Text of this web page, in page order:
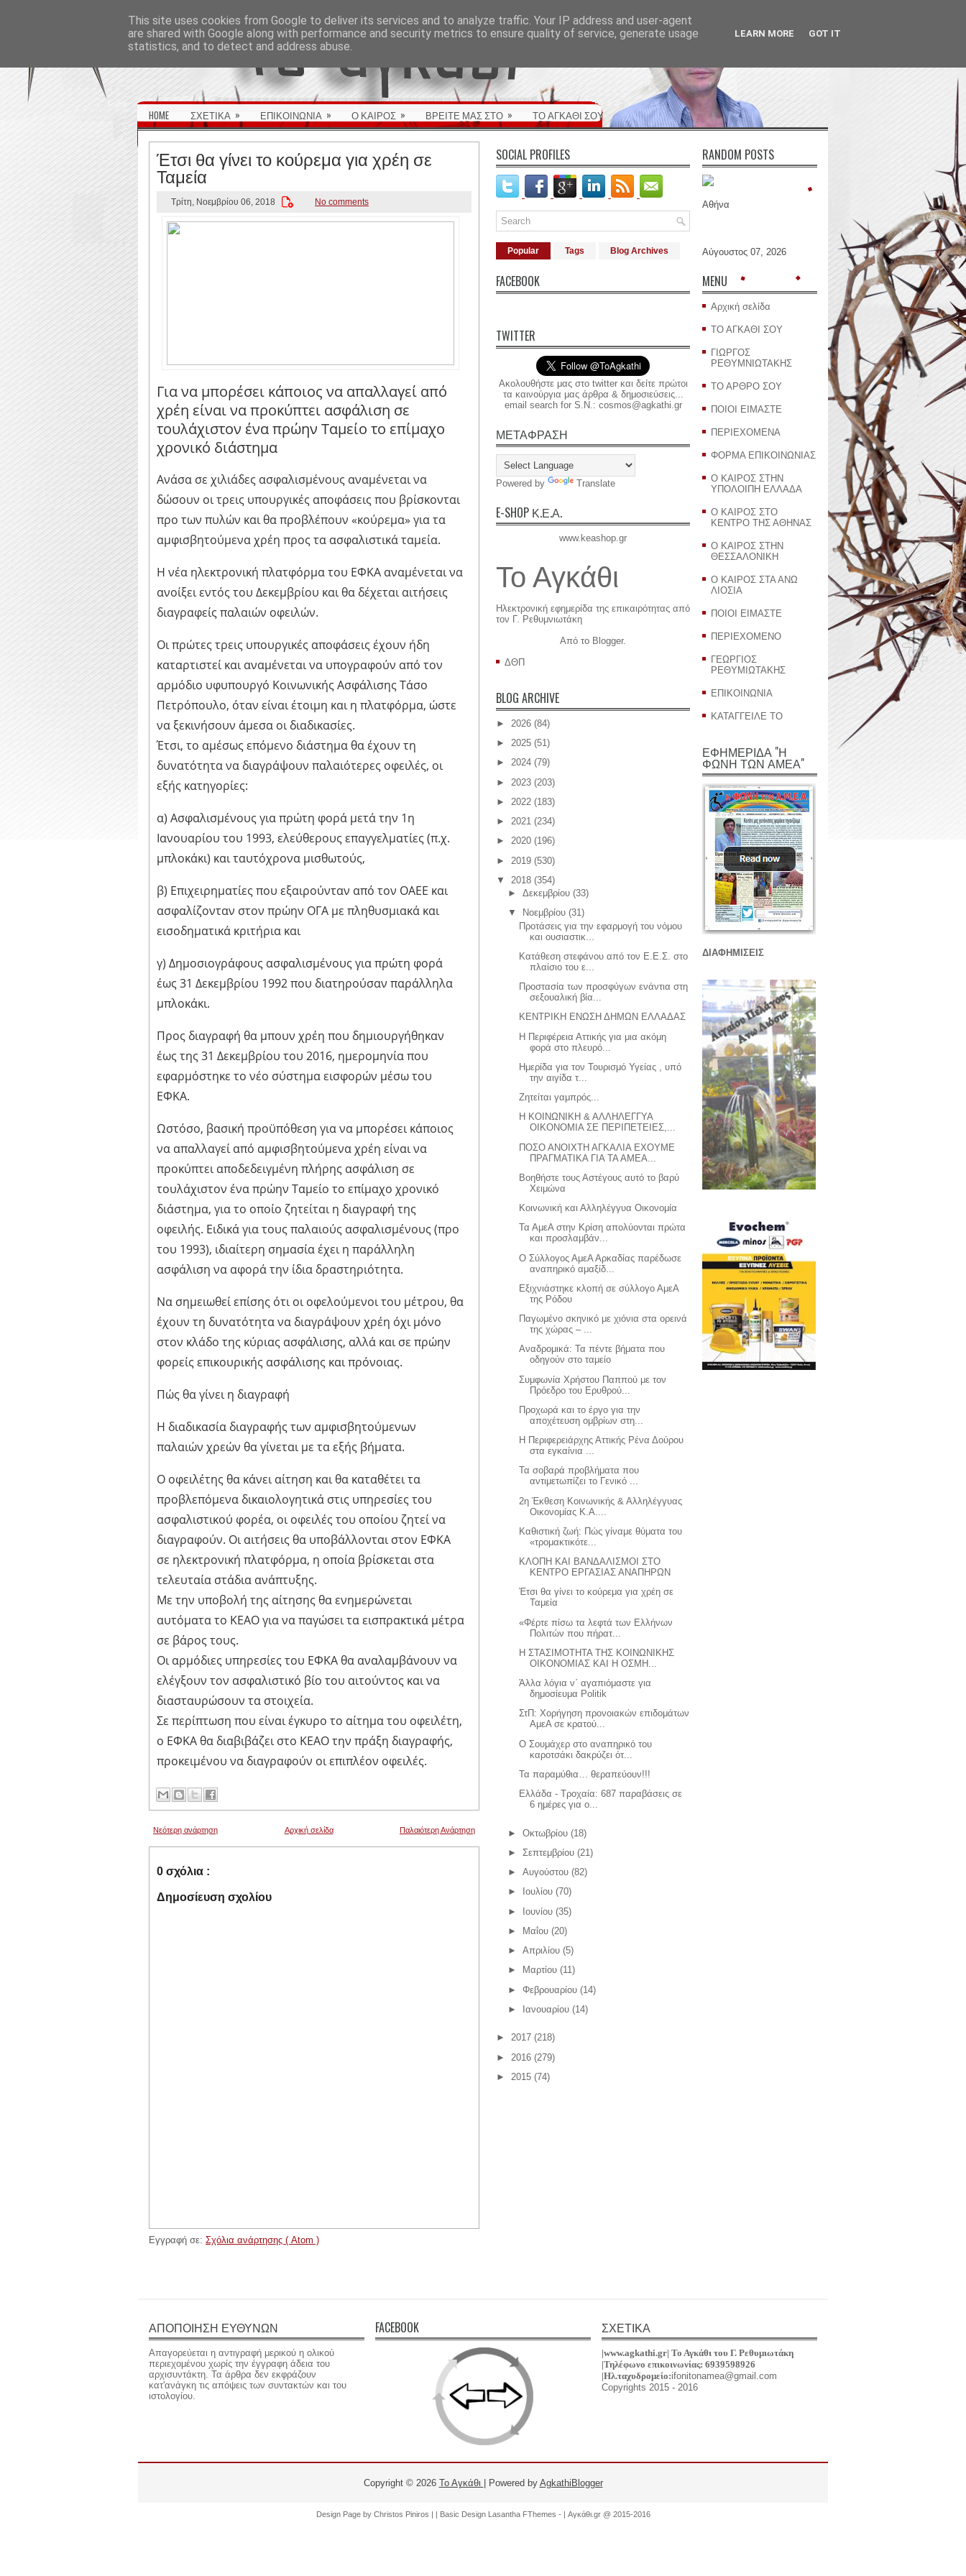
HOME ΣΧΕΤΙΚΑ » ΕΠΙΚΟΙΝΩΝΙΑ » Ο ΚΑΙΡΟΣ » ΒΡΕΙΤΕ ΜΑΣ ΣΤΟ » ΤΟ ΑΓΚΑΘΙ ΣΟΥ
Έτσι θα γίνει το κούρεμα για χρέη σε
Ταμεία
Τρίτη, Νοεμβρίου 06, 2018 No comments
Για να μπορέσει κάποιος να απαλλαγεί από
χρέη είναι να προκύπτει ασφάλιση σε
τουλάχιστον ένα πρώην Ταμείο το επίμαχο
χρονικό διάστημα
Ανάσα σε χιλιάδες ασφαλισμένους αναμένεται να
δώσουν οι τρεις υπουργικές αποφάσεις που βρίσκονται
προ των πυλών και θα προβλέπουν «κούρεμα» για τα
αμφισβητούμενα χρέη προς τα ασφαλιστικά ταμεία.
Η νέα ηλεκτρονική πλατφόρμα του ΕΦΚΑ αναμένεται να
ανοίξει εντός του Δεκεμβρίου και θα δέχεται αιτήσεις
διαγραφείς παλαιών οφειλών.
Οι πρώτες τρεις υπουργικές αποφάσεις έχουν ήδη
καταρτιστεί και αναμένεται να υπογραφούν από τον
αρμόδιο υφυπουργό Κοινωνικής Ασφάλισης Τάσο
Πετρόπουλο, όταν είναι έτοιμη και η πλατφόρμα, ώστε
να ξεκινήσουν άμεσα οι διαδικασίες.
Έτσι, το αμέσως επόμενο διάστημα θα έχουν τη
δυνατότητα να διαγράψουν παλαιότερες οφειλές, οι
εξής κατηγορίες:
α) Ασφαλισμένους για πρώτη φορά μετά την 1η
Ιανουαρίου του 1993, ελεύθερους επαγγελματίες (π.χ.
μπλοκάκι) και ταυτόχρονα μισθωτούς,
β) Επιχειρηματίες που εξαιρούνταν από τον ΟΑΕΕ και
ασφαλίζονταν στον πρώην ΟΓΑ με πληθυσμιακά και
εισοδηματικά κριτήρια και
γ) Δημοσιογράφους ασφαλισμένους για πρώτη φορά
έως 31 Δεκεμβρίου 1992 που διατηρούσαν παράλληλα
μπλοκάκι.
Προς διαγραφή θα μπουν χρέη που δημιουργήθηκαν
έως της 31 Δεκεμβρίου του 2016, ημερομηνία που
εφαρμόστηκε το νέο σύστημα εισφορών μέσω του
ΕΦΚΑ.
Ωστόσο, βασική προϋπόθεση για να μπορέσει κάποιος
να απαλλαγεί από αμφισβητούμενα χρέη είναι να
προκύπτει αποδεδειγμένη πλήρης ασφάλιση σε
τουλάχιστον ένα πρώην Ταμείο το επίμαχο χρονικό
διάστημα, για το οποίο ζητείται η διαγραφή της
οφειλής. Ειδικά για τους παλαιούς ασφαλισμένους (προ
του 1993), ιδιαίτερη σημασία έχει η παράλληλη
ασφάλιση να αφορά την ίδια δραστηριότητα.
Να σημειωθεί επίσης ότι οι οφελούμενοι του μέτρου, θα
έχουν τη δυνατότητα να διαγράψουν χρέη όχι μόνο
στον κλάδο της κύριας ασφάλισης, αλλά και σε πρώην
φορείς επικουρικής ασφάλισης και πρόνοιας.
Πώς θα γίνει η διαγραφή
Η διαδικασία διαγραφής των αμφισβητούμενων
παλαιών χρεών θα γίνεται με τα εξής βήματα.
Ο οφειλέτης θα κάνει αίτηση και θα καταθέτει τα
προβλεπόμενα δικαιολογητικά στις υπηρεσίες του
ασφαλιστικού φορέα, οι οφειλές του οποίου ζητεί να
διαγραφούν. Οι αιτήσεις θα υποβάλλονται στον ΕΦΚΑ
σε ηλεκτρονική πλατφόρμα, η οποία βρίσκεται στα
τελευταία στάδια ανάπτυξης.
Με την υποβολή της αίτησης θα ενημερώνεται
αυτόματα το ΚΕΑΟ για να παγώσει τα εισπρακτικά μέτρα
σε βάρος τους.
Οι αρμόδιες υπηρεσίες του ΕΦΚΑ θα αναλαμβάνουν να
ελέγξουν τον ασφαλιστικό βίο του αιτούντος και να
διασταυρώσουν τα στοιχεία.
Σε περίπτωση που είναι έγκυρο το αίτημα του οφειλέτη,
ο ΕΦΚΑ θα διαβιβάζει στο ΚΕΑΟ την πράξη διαγραφής,
προκειμένου να διαγραφούν οι επιπλέον οφειλές.
Νεότερη ανάρτηση Παλαιότερη Ανάρτηση
Αρχική σελίδα
0 σχόλια :
Δημοσίευση σχολίου
Εγγραφή σε: Σχόλια ανάρτησης ( Atom )
SOCIAL PROFILES
Popular Tags Blog Archives
FACEBOOK
TWITTER
Ακολουθήστε μας στο twitter και δείτε πρώτοι
τα καινούργια μας άρθρα & δημοσιεύσεις...
email search for S.N.: cosmos@agkathi.gr
ΜΕΤΑΦΡΑΣΗ
Powered by Translate
E-SHOP Κ.Ε.Α.
www.keashop.gr
Το Αγκάθι
Ηλεκτρονική εφημερίδα της επικαιρότητας από
τον Γ. Ρεθυμνιωτάκη
Από το Blogger.
ΔΘΠ
BLOG ARCHIVE
► 2026 (84)
► 2025 (51)
► 2024 (79)
► 2023 (203)
► 2022 (183)
► 2021 (234)
► 2020 (196)
► 2019 (530)
▼
2018 (354)
► Δεκεμβρίου (33)
▼
Νοεμβρίου (31)
Προτάσεις για την εφαρμογή του νόμου
και ουσιαστικ...
Κατάθεση στεφάνου από τον Ε.Ε.Σ. στο
πλαίσιο του ε...
Προστασία των προσφύγων ενάντια στη
σεξουαλική βία...
ΚΕΝΤΡΙΚΗ ΕΝΩΣΗ ΔΗΜΩΝ ΕΛΛΑΔΑΣ
Η Περιφέρεια Αττικής για μια ακόμη
φορά στο πλευρό...
Ημερίδα για τον Τουρισμό Υγείας , υπό
την αιγίδα τ...
Ζητείται γαμπρός...
Η ΚΟΙΝΩΝΙΚΗ & ΑΛΛΗΛΕΓΓΥΑ
ΟΙΚΟΝΟΜΙΑ ΣΕ ΠΕΡΙΠΕΤΕΙΕΣ,...
ΠΟΣΟ ΑΝΟΙΧΤΗ ΑΓΚΑΛΙΑ ΕΧΟΥΜΕ
ΠΡΑΓΜΑΤΙΚΑ ΓΙΑ ΤΑ ΑΜΕΑ...
Βοηθήστε τους Αστέγους αυτό το βαρύ
Χειμώνα
Κοινωνική και Αλληλέγγυα Οικονομία
Τα ΑμεΑ στην Κρίση απολύονται πρώτα
και προσλαμβάν...
Ο Σύλλογος ΑμεΑ Αρκαδίας παρέδωσε
αναπηρικό αμαξίδ...
Εξιχνιάστηκε κλοπή σε σύλλογο ΑμεΑ
της Ρόδου
Παγωμένο σκηνικό με χιόνια στα ορεινά
της χώρας – ...
Αναδρομικά: Τα πέντε βήματα που
οδηγούν στο ταμείο
Συμφωνία Χρήστου Παππού με τον
Πρόεδρο του Ερυθρού...
Προχωρά και το έργο για την
αποχέτευση ομβρίων στη...
Η Περιφερειάρχης Αττικής Ρένα Δούρου
στα εγκαίνια ...
Τα σοβαρά προβλήματα που
αντιμετωπίζει το Γενικό ...
2η Έκθεση Κοινωνικής & Αλληλέγγυας
Οικονομίας Κ.Α....
Καθιστική ζωή: Πώς γίναμε θύματα του
«τρομακτικότε...
ΚΛΟΠΗ ΚΑΙ ΒΑΝΔΑΛΙΣΜΟΙ ΣΤΟ
ΚΕΝΤΡΟ ΕΡΓΑΣΙΑΣ ΑΝΑΠΗΡΩΝ
Έτσι θα γίνει το κούρεμα για χρέη σε
Ταμεία
«Φέρτε πίσω τα λεφτά των Ελλήνων
Πολιτών που πήρατ...
Η ΣΤΑΣΙΜΟΤΗΤΑ ΤΗΣ ΚΟΙΝΩΝΙΚΗΣ
ΟΙΚΟΝΟΜΙΑΣ ΚΑΙ Η ΟΣΜΗ...
Άλλα λόγια ν΄ αγαπιόμαστε για
δημοσίευμα Politik
ΣτΠ: Χορήγηση προνοιακών επιδομάτων
ΑμεΑ σε κρατού...
Ο Σουμάχερ στο αναπηρικό του
καροτσάκι δακρύζει ότ...
Τα παραμύθια… θεραπεύουν!!!
Ελλάδα - Τροχαία: 687 παραβάσεις σε
6 ημέρες για ο...
► Οκτωβρίου (18)
► Σεπτεμβρίου (21)
► Αυγούστου (82)
►
Ιουλίου (70)
► Ιουνίου (35)
►
Μαΐου (20)
► Απριλίου (5)
►
Μαρτίου (11)
► Φεβρουαρίου (14)
►
Ιανουαρίου (14)
► 2017 (218)
► 2016 (279)
► 2015 (74)
RANDOM POSTS
Αθήνα
Αύγουστος 07, 2026
MENU
Αρχική σελίδα
ΤΟ ΑΓΚΑΘΙ ΣΟΥ
ΓΙΩΡΓΟΣ
ΡΕΘΥΜΝΙΩΤΑΚΗΣ
ΤΟ ΑΡΘΡΟ ΣΟΥ
ΠΟΙΟΙ ΕΙΜΑΣΤΕ
ΠΕΡΙΕΧΟΜΕΝΑ
ΦΟΡΜΑ ΕΠΙΚΟΙΝΩΝΙΑΣ
Ο ΚΑΙΡΟΣ ΣΤΗΝ
ΥΠΟΛΟΙΠΗ ΕΛΛΑΔΑ
Ο ΚΑΙΡΟΣ ΣΤΟ
ΚΕΝΤΡΟ ΤΗΣ ΑΘΗΝΑΣ
Ο ΚΑΙΡΟΣ ΣΤΗΝ
ΘΕΣΣΑΛΟΝΙΚΗ
Ο ΚΑΙΡΟΣ ΣΤΑ ΑΝΩ
ΛΙΟΣΙΑ
ΠΟΙΟΙ ΕΙΜΑΣΤΕ
ΠΕΡΙΕΧΟΜΕΝΟ
ΓΕΩΡΓΙΟΣ
ΡΕΘΥΜΙΩΤΑΚΗΣ
ΕΠΙΚΟΙΝΩΝΙΑ
ΚΑΤΑΓΓΕΙΛΕ ΤΟ
ΕΦΗΜΕΡΙΔΑ "Η
ΦΩΝΗ ΤΩΝ ΑΜΕΑ"
ΔΙΑΦΗΜΙΣΕΙΣ
ΑΠΟΠΟΙΗΣΗ ΕΥΘΥΝΩΝ
Απαγορεύεται η αντιγραφή μερικού η ολικού
περιεχομένου χωρίς την έγγραφη άδεια του
αρχισυντάκτη. Τα άρθρα δεν εκφράζουν
κατ'ανάγκη τις απόψεις των συντακτών και του
ιστολογίου.
FACEBOOK ΣΧΕΤΙΚΑ
|www.agkathi.gr| Το Αγκάθι του Γ. Ρεθυμιωτάκη
|Τηλέφωνο επικοινωνίας: 6939598926
|Hλ.ταχυδρομείο:ifonitonamea@gmail.com
Copyrights 2015 - 2016
Copyright © 2026 Το Αγκάθι | Powered by AgkathiBlogger
Design Page by Christos Piniros | | Basic Design Lasantha FThemes - | Αγκάθι.gr @ 2015-2016
This site uses cookies from Google to deliver its services and to analyze traffic. Your IP address and user-agent
are shared with Google along with performance and security metrics to ensure quality of service, generate usage
statistics, and to detect and address abuse.
LEARN MORE GOT IT